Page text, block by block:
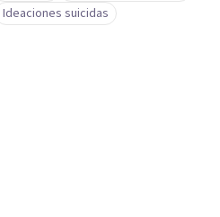
Ideaciones suicidas